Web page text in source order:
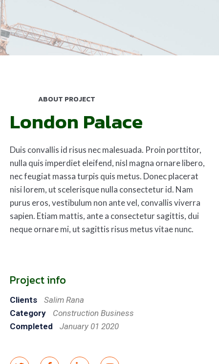
ABOUT PROJECT
London Palace
Duis convallis id risus nec malesuada. Proin porttitor,
nulla quis imperdiet eleifend, nisl magna ornare libero,
nec feugiat massa turpis quis metus. Donec placerat
nisi lorem, ut scelerisque nulla consectetur id. Nam
purus eros, vestibulum non ante vel, convallis viverra
sapien. Etiam mattis, ante a consectetur sagittis, dui
neque ornare mi, ut sagittis risus metus vitae nunc.
Project info
Clients
Salim Rana
Category
Construction Business
Completed
January 01 2020